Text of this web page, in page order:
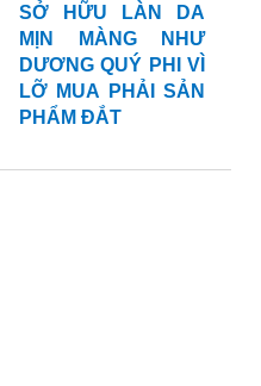
SỞ HỮU LÀN DA
MỊN MÀNG NHƯ
DƯƠNG QUÝ PHI VÌ
LỠ MUA PHẢI SẢN
PHẨM ĐẮT